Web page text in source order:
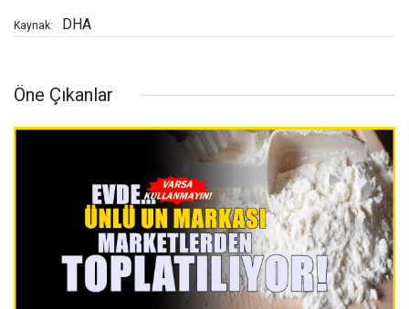
Kaynak: DHA
Öne Çıkanlar